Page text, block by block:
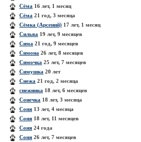
Сёма 16 лет, 1 месяц
Сёма 21 год, 3 месяца
Сёмка (Арсений) 17 лет, 1 месяц
Сильва 19 лет, 9 месяцев
Сима 21 год, 9 месяцев
Симона 26 лет, 8 месяцев
Симочка 25 лет, 7 месяцев
Симушка 20 лет
Снежа 21 год, 2 месяца
снежинка 18 лет, 6 месяцев
Сонечка 18 лет, 3 месяца
Соня 13 лет, 4 месяца
Соня 18 лет, 11 месяцев
Соня 24 года
Соня 26 лет, 7 месяцев